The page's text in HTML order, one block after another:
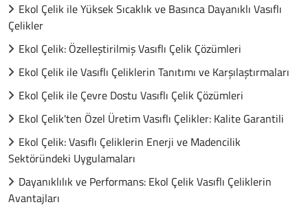
Ekol Çelik ile Yüksek Sıcaklık ve Basınca Dayanıklı Vasıflı
Çelikler
Ekol Çelik: Özelleştirilmiş Vasıflı Çelik Çözümleri
Ekol Çelik ile Vasıflı Çeliklerin Tanıtımı ve Karşılaştırmaları
Ekol Çelik ile Çevre Dostu Vasıflı Çelik Çözümleri
Ekol Çelik'ten Özel Üretim Vasıflı Çelikler: Kalite Garantili
Ekol Çelik: Vasıflı Çeliklerin Enerji ve Madencilik
Sektöründeki Uygulamaları
Dayanıklılık ve Performans: Ekol Çelik Vasıflı Çeliklerin
Avantajları